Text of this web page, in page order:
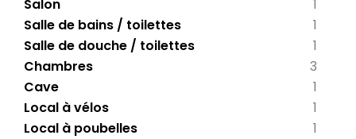
1
Salon
1
Salle de bains / toilettes
1
Salle de douche / toilettes
3
Chambres
1
Cave
1
Local à vélos
1
Local à poubelles